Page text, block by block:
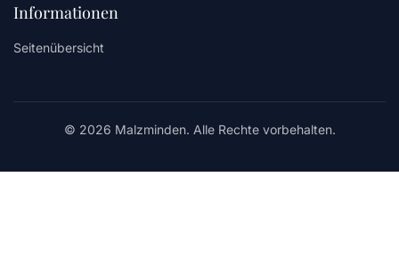
Informationen
Seitenübersicht
© 2026 Malzminden. Alle Rechte vorbehalten.